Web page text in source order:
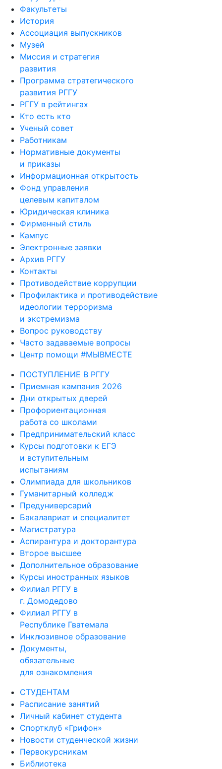
Факультеты
История
Ассоциация выпускников
Музей
Миссия и стратегия
развития
Программа стратегического
развития РГГУ
РГГУ в рейтингах
Кто есть кто
Ученый совет
Работникам
Нормативные документы
и приказы
Информационная открытость
Фонд управления
целевым капиталом
Юридическая клиника
Фирменный стиль
Кампус
Электронные заявки
Архив РГГУ
Контакты
Противодействие коррупции
Профилактика и противодействие
идеологии терроризма
и экстремизма
Вопрос руководству
Часто задаваемые вопросы
Центр помощи #МЫВМЕСТЕ
ПОСТУПЛЕНИЕ В РГГУ
Приемная кампания 2026
Дни открытых дверей
Профориентационная
работа со школами
Предпринимательский класс
Курсы подготовки к ЕГЭ
и вступительным
испытаниям
Олимпиада для школьников
Гуманитарный колледж
Предуниверсарий
Бакалавриат и специалитет
Магистратура
Аспирантура и докторантура
Второе высшее
Дополнительное образование
Курсы иностранных языков
Филиал РГГУ в
г. Домодедово
Филиал РГГУ в
Республике Гватемала
Инклюзивное образование
Документы,
обязательные
для ознакомления
СТУДЕНТАМ
Расписание занятий
Личный кабинет студента
Спортклуб «Грифон»
Новости студенческой жизни
Первокурсникам
Библиотека